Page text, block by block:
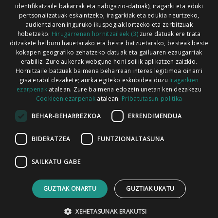
Codesyntaxek garatua
PUBLIZITATEA
HARREMANETARAKO
identifikatzaile bakarrak eta nabigazio-datuak), iragarki eta eduki
pertsonalizatuak eskaintzeko, iragarkiak eta edukia neurtzeko,
audientziaren inguruko ikuspegiak lortzeko eta zerbitzuak
hobetzeko. Hirugarrenen hornitzaileek (3)zure datuak ere trata
ditzakete helburu hauetarako eta beste batzuetarako, besteak beste
kokapen geografiko zehatzeko datuak eta gailuaren ezaugarriak
erabiliz. Zure aukerak webgune honi soilik aplikatzen zaizkio.
Hornitzaile batzuek baimena beharrean interes legitimoa oinarri
gisa erabil dezakete; aurka egiteko eskubidea duzu Iragarkien
ezarpenakatalean. Zure baimena edozein unetan ken dezakezu
Cookieen ezarpenak atalean. Pribatutasun-politika
BEHAR-BEHARREZKOA ERRENDIMENDUA
BIDERATZEA FUNTZIONALTASUNA
SAILKATU GABE
GUZTIAK ONARTU GUZTIAK UKATU
XEHETASUNAK ERAKUTSI